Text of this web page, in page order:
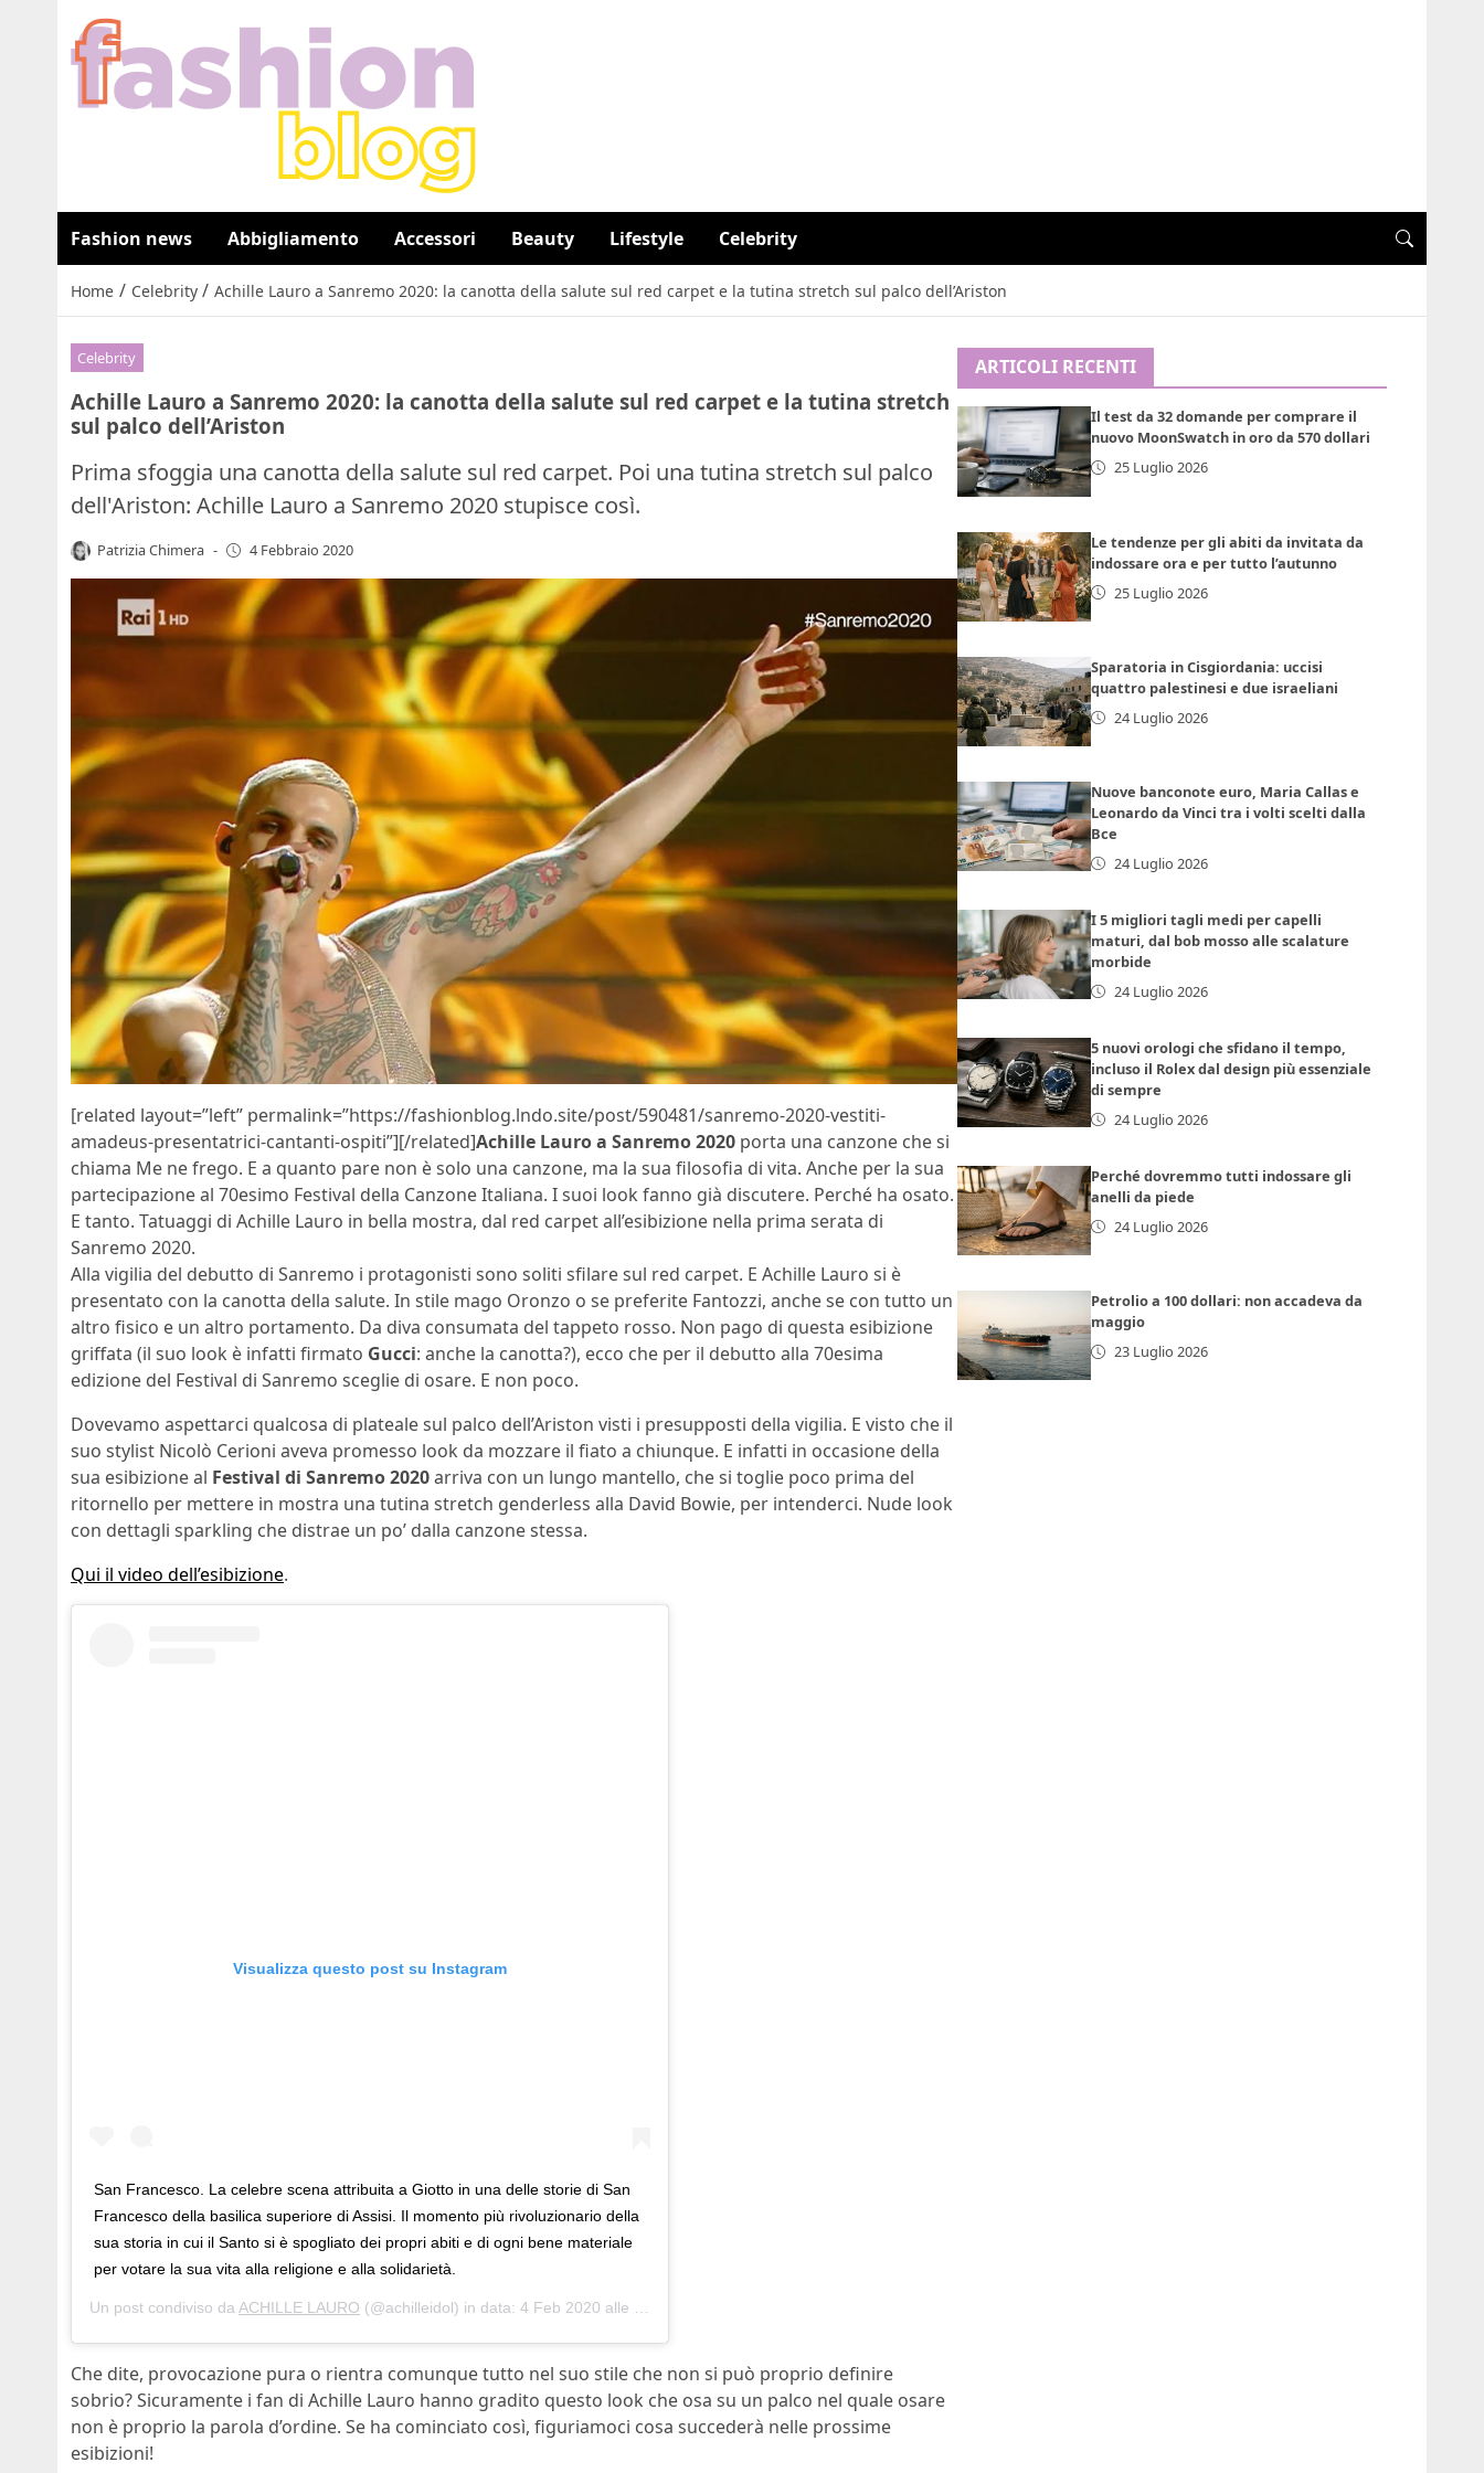
Fashion news Abbigliamento Accessori Beauty Lifestyle Celebrity
Home / Celebrity / Achille Lauro a Sanremo 2020: la canotta della salute sul red carpet e la tutina stretch sul palco dell’Ariston
Celebrity
Achille Lauro a Sanremo 2020: la canotta della salute sul red carpet e la tutina stretch
sul palco dell’Ariston
Prima sfoggia una canotta della salute sul red carpet. Poi una tutina stretch sul palco
dell'Ariston: Achille Lauro a Sanremo 2020 stupisce così.
Patrizia Chimera - 4 Febbraio 2020
[related layout=”left” permalink=”https://fashionblog.lndo.site/post/590481/sanremo-2020-vestiti-
amadeus-presentatrici-cantanti-ospiti”][/related]Achille Lauro a Sanremo 2020 porta una canzone che si
chiama Me ne frego. E a quanto pare non è solo una canzone, ma la sua filosofia di vita. Anche per la sua
partecipazione al 70esimo Festival della Canzone Italiana. I suoi look fanno già discutere. Perché ha osato.
E tanto. Tatuaggi di Achille Lauro in bella mostra, dal red carpet all’esibizione nella prima serata di
Sanremo 2020.
Alla vigilia del debutto di Sanremo i protagonisti sono soliti sfilare sul red carpet. E Achille Lauro si è
presentato con la canotta della salute. In stile mago Oronzo o se preferite Fantozzi, anche se con tutto un
altro fisico e un altro portamento. Da diva consumata del tappeto rosso. Non pago di questa esibizione
griffata (il suo look è infatti firmato Gucci: anche la canotta?), ecco che per il debutto alla 70esima
edizione del Festival di Sanremo sceglie di osare. E non poco.
Dovevamo aspettarci qualcosa di plateale sul palco dell’Ariston visti i presupposti della vigilia. E visto che il
suo stylist Nicolò Cerioni aveva promesso look da mozzare il fiato a chiunque. E infatti in occasione della
sua esibizione al Festival di Sanremo 2020arriva con un lungo mantello, che si toglie poco prima del
ritornello per mettere in mostra una tutina stretch genderless alla David Bowie, per intenderci. Nude look
con dettagli sparkling che distrae un po’ dalla canzone stessa.
Qui il video dell’esibizione.
Visualizza questo post su Instagram
San Francesco. La celebre scena attribuita a Giotto in una delle storie di San
Francesco della basilica superiore di Assisi. Il momento più rivoluzionario della
sua storia in cui il Santo si è spogliato dei propri abiti e di ogni bene materiale
per votare la sua vita alla religione e alla solidarietà.
Un post condiviso da ACHILLE LAURO (@achilleidol) in data: 4 Feb 2020 alle ore 1:17 PST
Che dite, provocazione pura o rientra comunque tutto nel suo stile che non si può proprio definire
sobrio? Sicuramente i fan di Achille Lauro hanno gradito questo look che osa su un palco nel quale osare
non è proprio la parola d’ordine. Se ha cominciato così, figuriamoci cosa succederà nelle prossime
esibizioni!
ARTICOLI RECENTI
Il test da 32 domande per comprare il
nuovo MoonSwatch in oro da 570 dollari
25 Luglio 2026
Le tendenze per gli abiti da invitata da
indossare ora e per tutto l’autunno
25 Luglio 2026
Sparatoria in Cisgiordania: uccisi
quattro palestinesi e due israeliani
24 Luglio 2026
Nuove banconote euro, Maria Callas e
Leonardo da Vinci tra i volti scelti dalla
Bce
24 Luglio 2026
I 5 migliori tagli medi per capelli
maturi, dal bob mosso alle scalature
morbide
24 Luglio 2026
5 nuovi orologi che sfidano il tempo,
incluso il Rolex dal design più essenziale
di sempre
24 Luglio 2026
Perché dovremmo tutti indossare gli
anelli da piede
24 Luglio 2026
Petrolio a 100 dollari: non accadeva da
maggio
23 Luglio 2026